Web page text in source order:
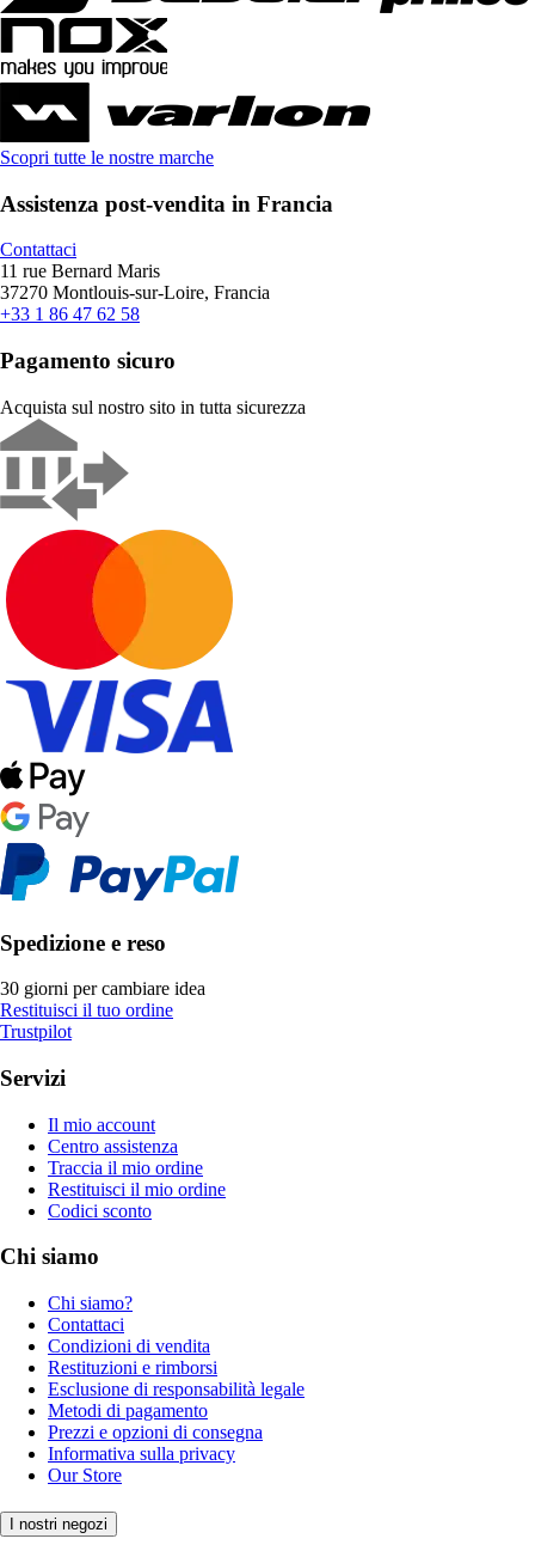
Scopri tutte le nostre marche
Assistenza post-vendita in Francia
Contattaci
11 rue Bernard Maris
37270 Montlouis-sur-Loire, Francia
+33 1 86 47 62 58
Pagamento sicuro
Acquista sul nostro sito in tutta sicurezza
Spedizione e reso
30 giorni per cambiare idea
Restituisci il tuo ordine
Trustpilot
Servizi
Il mio account
Centro assistenza
Traccia il mio ordine
Restituisci il mio ordine
Codici sconto
Chi siamo
Chi siamo?
Contattaci
Condizioni di vendita
Restituzioni e rimborsi
Esclusione di responsabilità legale
Metodi di pagamento
Prezzi e opzioni di consegna
Informativa sulla privacy
Our Store
I nostri negozi